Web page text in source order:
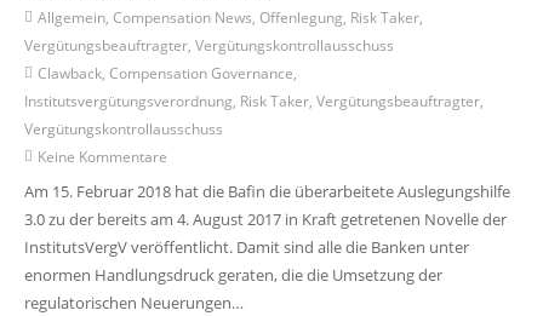
Allgemein ,Compensation News ,Offenlegung Risk Taker
Vergütungsbeauftragter, Vergütungskontrollausschuss
Clawback ,Compensation Governance
Institutsvergütungsverordnung Risk Taker, Vergütungsbeauftragter,
Vergütungskontrollausschuss
Keine Kommentare
Am 15. Februar 2018 hat die Bafin die überarbeitete Auslegungshilfe
3.0 zu der bereits am 4. August 2017 in Kraft getretenen Novelle der
InstitutsVergV veröffentlicht. Damit sind alle die Banken unter
enormen Handlungsdruck geraten, die die Umsetzung der
regulatorischen Neuerungen…